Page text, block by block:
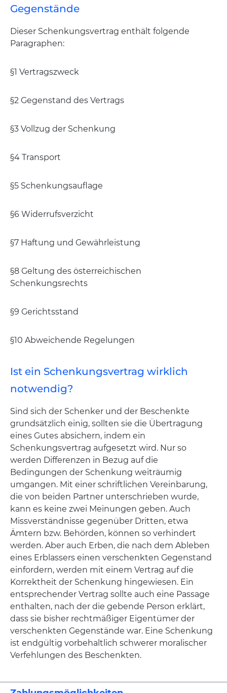
Gegenstände
Dieser Schenkungsvertrag enthält folgende
Paragraphen:
§1 Vertragszweck
§2 Gegenstand des Vertrags
§3 Vollzug der Schenkung
§4 Transport
§5 Schenkungsauflage
§6 Widerrufsverzicht
§7 Haftung und Gewährleistung
§8 Geltung des österreichischen
Schenkungsrechts
§9 Gerichtsstand
§10 Abweichende Regelungen
Ist ein Schenkungsvertrag wirklich
notwendig?
Sind sich der Schenker und der Beschenkte
grundsätzlich einig, sollten sie die Übertragung
eines Gutes absichern, indem ein
Schenkungsvertrag aufgesetzt wird. Nur so
werden Differenzen in Bezug auf die
Bedingungen der Schenkung weiträumig
umgangen. Mit einer schriftlichen Vereinbarung,
die von beiden Partner unterschrieben wurde,
kann es keine zwei Meinungen geben. Auch
Missverständnisse gegenüber Dritten, etwa
Ämtern bzw. Behörden, können so verhindert
werden. Aber auch Erben, die nach dem Ableben
eines Erblassers einen verschenkten Gegenstand
einfordern, werden mit einem Vertrag auf die
Korrektheit der Schenkung hingewiesen. Ein
entsprechender Vertrag sollte auch eine Passage
enthalten, nach der die gebende Person erklärt,
dass sie bisher rechtmäßiger Eigentümer der
verschenkten Gegenstände war. Eine Schenkung
ist endgültig vorbehaltlich schwerer moralischer
Verfehlungen des Beschenkten.